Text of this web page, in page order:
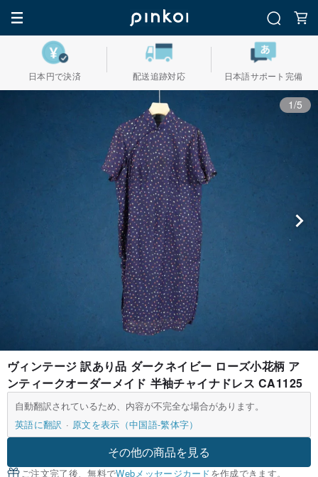
日本円で決済 配送追跡対応 日本語サポート完備
1/5
ヴィンテージ 訳あり品 ダークネイビー ローズ小花柄 ア
ンティークオーダーメイド 半袖チャイナドレス CA1125
自動翻訳されているため、内容が不完全な場合があります。
英語に翻訳
原文を表示（中国語-繁体字）
その他の商品を見る
ご注文完了後、無料でWebメッセージカードを作成できます。